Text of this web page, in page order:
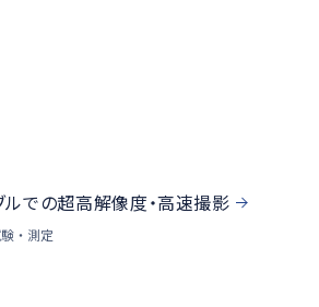
ルでの超高解像度・高速撮影
・測定